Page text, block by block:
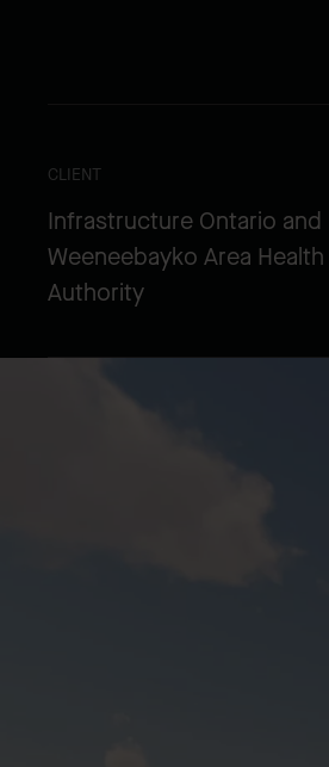
CLIENT
Infrastructure Ontario and
Weeneebayko Area Health
Authority